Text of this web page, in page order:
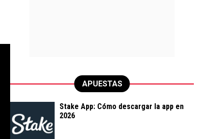
APUESTAS
Stake App: Cómo descargar la app en
2026